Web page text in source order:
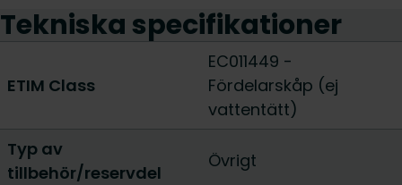
Tekniska specifikationer
ETIM Class
EC011449 -
Fördelarskåp (ej
vattentätt)
Typ av
tillbehör/reservdel
Övrigt